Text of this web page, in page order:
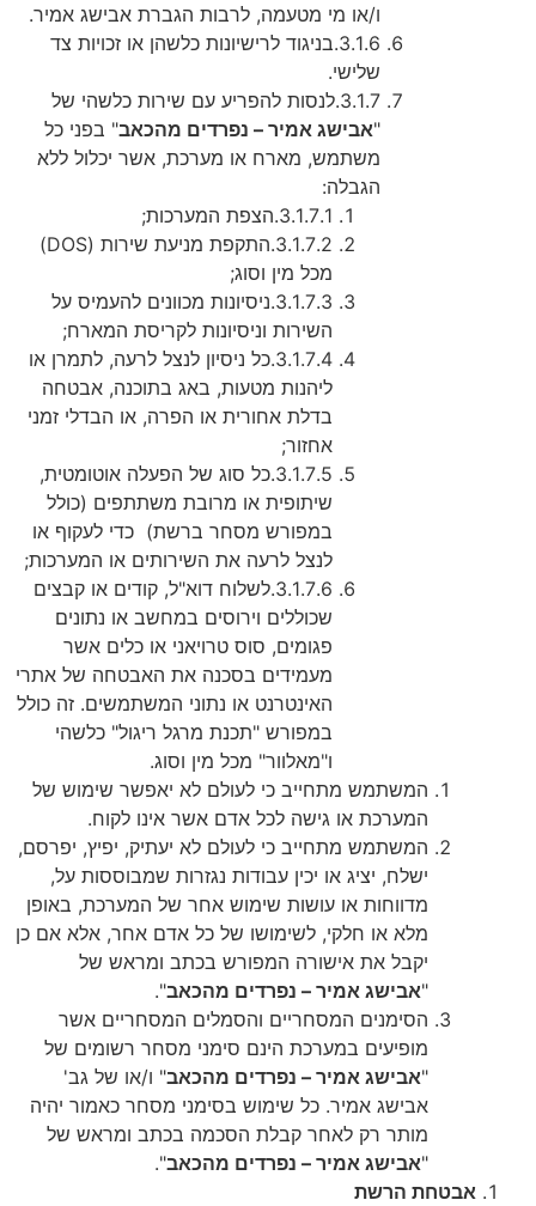
ו/או מי מטעמה, לרבות הגברת אבישג אמיר.
3.1.6. בניגוד לרישיונות כלשהן או זכויות צד
שלישי.
3.1.7. לנסות להפריע עם שירות כלשהי של
"אבישג אמיר – נפרדים מהכאב" בפני כל
משתמש, מארח או מערכת, אשר יכלול ללא
הגבלה:
3.1.7.1. הצפת המערכות;
3.1.7.2.
התקפת מניעת שירות (DOS)
מכל מין וסוג;
3.1.7.3. ניסיונות מכוונים להעמיס על
השירות וניסיונות לקריסת המארח;
3.1.7.4. כל ניסיון לנצל לרעה, לתמרן או
ליהנות מטעות, באג בתוכנה, אבטחה
בדלת אחורית או הפרה, או הבדלי זמני
אחזור;
3.1.7.5. כל סוג של הפעלה אוטומטית,
שיתופית או מרובת משתתפים (כולל
במפורש מסחר ברשת) כדי לעקוף או
לנצל לרעה את השירותים או המערכות;
3.1.7.6. לשלוח דוא"ל, קודים או קבצים
שכוללים וירוסים במחשב או נתונים
פגומים, סוס טרויאני או כלים אשר
מעמידים בסכנה את האבטחה של אתרי
האינטרנט או נתוני המשתמשים. זה כולל
במפורש "תכנת מרגל ריגול" כלשהי
ו"מאלוור" מכל מין וסוג.
המשתמש מתחייב כי לעולם לא יאפשר שימוש של
המערכת או גישה לכל אדם אשר אינו לקוח.
המשתמש מתחייב כי לעולם לא יעתיק, יפיץ, יפרסם,
ישלח, יציג או יכין עבודות נגזרות שמבוססות על,
מדווחות או עושות שימוש אחר של המערכת, באופן
מלא או חלקי, לשימושו של כל אדם אחר, אלא אם כן
יקבל את אישורה המפורש בכתב ומראש של
"אבישג אמיר – נפרדים מהכאב".
הסימנים המסחריים והסמלים המסחריים אשר
מופיעים במערכת הינם סימני מסחר רשומים של
"אבישג אמיר – נפרדים מהכאב" ו/או של גב'
אבישג אמיר. כל שימוש בסימני מסחר כאמור יהיה
מותר רק לאחר קבלת הסכמה בכתב ומראש של
"אבישג אמיר – נפרדים מהכאב".
אבטחת הרשת